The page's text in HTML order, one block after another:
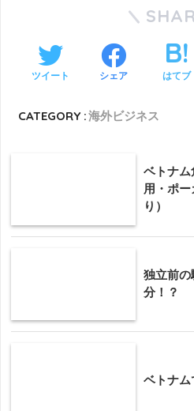
ツイート シェア はてブ
CATEGORY :海外ビジネス
ベトナム
用・ポ
り）
独立前の
分！？
ベトナム